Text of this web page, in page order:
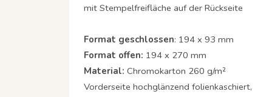
mit Stempelfreifläche auf der Rückseite
Format geschlossen: 194 x 93 mm
Format offen: 194 x 270 mm
Material: Chromokarton 260 g/m²
Vorderseite hochglänzend folienkaschiert,